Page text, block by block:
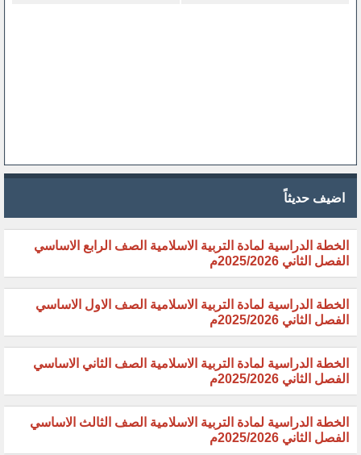
اضيف حديثاً
الخطة الدراسية لمادة التربية الاسلامية الصف الرابع الاساسي
الفصل الثاني 2025/2026م
الخطة الدراسية لمادة التربية الاسلامية الصف الاول الاساسي
الفصل الثاني 2025/2026م
الخطة الدراسية لمادة التربية الاسلامية الصف الثاني الاساسي
الفصل الثاني 2025/2026م
الخطة الدراسية لمادة التربية الاسلامية الصف الثالث الاساسي
الفصل الثاني 2025/2026م